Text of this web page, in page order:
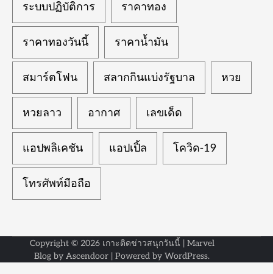
ระบบปฏิบัติการ ราคาทอง
ราคาทองวันนี้ ราคาน้ำมัน
สมาร์ตโฟน สลากกินแบ่งรัฐบาล หวย
หวยลาว อากาศ เลขเด็ด
แอปพลิเคชัน แอปเปิ้ล โควิด-19
โทรศัพท์มือถือ
Copyright © 2026 เกาะติดข่าวสนุกวันนี้ | Marvel
Blog by Ascendoor | Powered by WordPress.